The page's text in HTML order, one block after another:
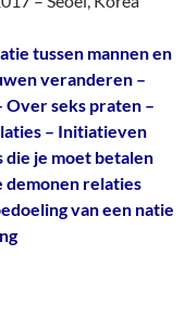
tussen mannen en
veranderen –
Over seks praten –
– Initiatieven
die je moet betalen
demonen relaties
van een natie